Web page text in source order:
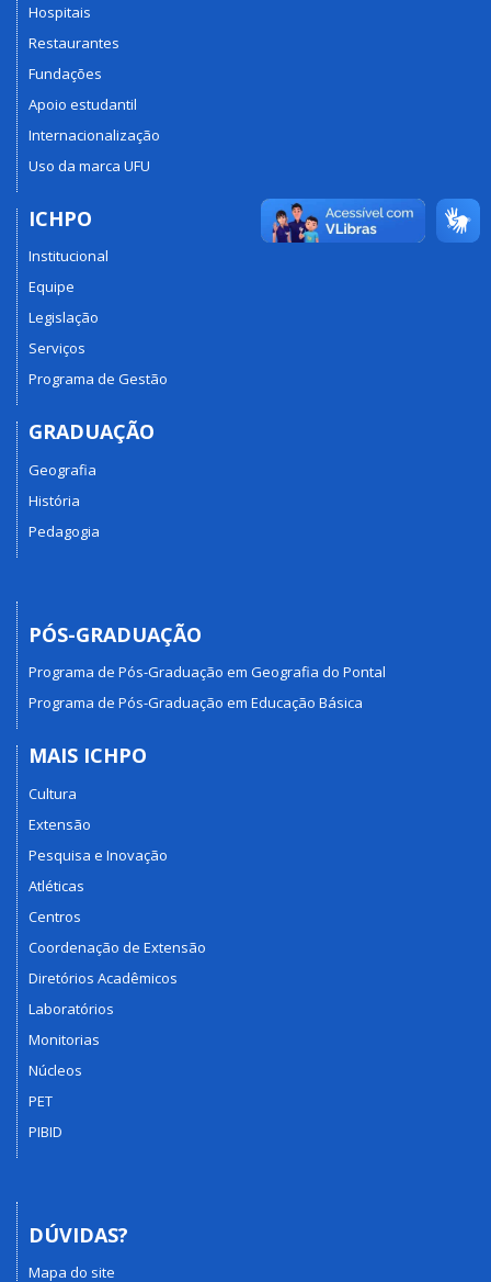
Hospitais
Restaurantes
Fundações
Apoio estudantil
Internacionalização
Uso da marca UFU
ICHPO
Institucional
Equipe
Legislação
Serviços
Programa de Gestão
GRADUAÇÃO
Geografia
História
Pedagogia
PÓS-GRADUAÇÃO
Programa de Pós-Graduação em Geografia do Pontal
Programa de Pós-Graduação em Educação Básica
MAIS ICHPO
Cultura
Extensão
Pesquisa e Inovação
Atléticas
Centros
Coordenação de Extensão
Diretórios Acadêmicos
Laboratórios
Monitorias
Núcleos
PET
PIBID
DÚVIDAS?
Mapa do site